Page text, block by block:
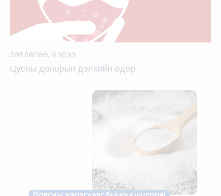
ЗӨВЛӨГӨӨ, МЭДЭЭ
Цусны донорын дэлхийн өдөр